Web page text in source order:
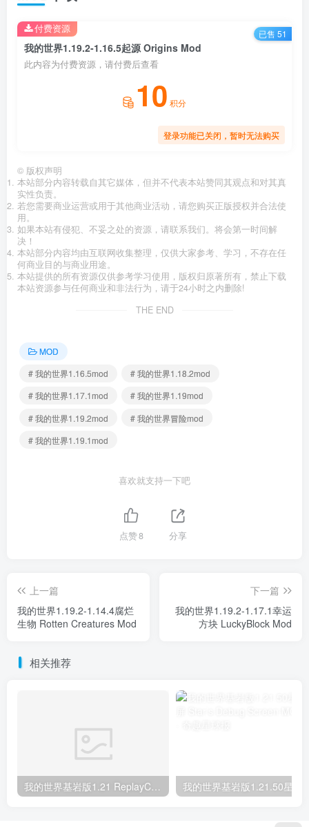
我的世界1.19.2-1.16.5起源 Origins Mod
此内容为付费资源，请付费后查看
10 积分
登录功能已关闭，暂时无法购买
付费资源 已售 51
© 版权声明
本站部分内容转载自其它媒体，但并不代表本站赞同其观点和对其真
实性负责。
若您需要商业运营或用于其他商业活动，请您购买正版授权并合法使
用。
如果本站有侵犯、不妥之处的资源，请联系我们。将会第一时间解
决！
本站部分内容均由互联网收集整理，仅供大家参考、学习，不存在任
何商业目的与商业用途。
本站提供的所有资源仅供参考学习使用，版权归原著所有，禁止下载
本站资源参与任何商业和非法行为，请于24小时之内删除!
THE END
MOD
# 我的世界1.16.5mod
# 我的世界1.18.2mod
# 我的世界1.17.1mod
# 我的世界1.19mod
# 我的世界1.19.2mod
# 我的世界冒险mod
# 我的世界1.19.1mod
喜欢就支持一下吧
点赞8 分享
上一篇
我的世界1.19.2-1.14.4腐烂
生物 Rotten Creatures Mod
下一篇
我的世界1.19.2-1.17.1幸运
方块 LuckyBlock Mod
相关推荐
我的世界基岩版1.21 ReplayCraft MOD下载